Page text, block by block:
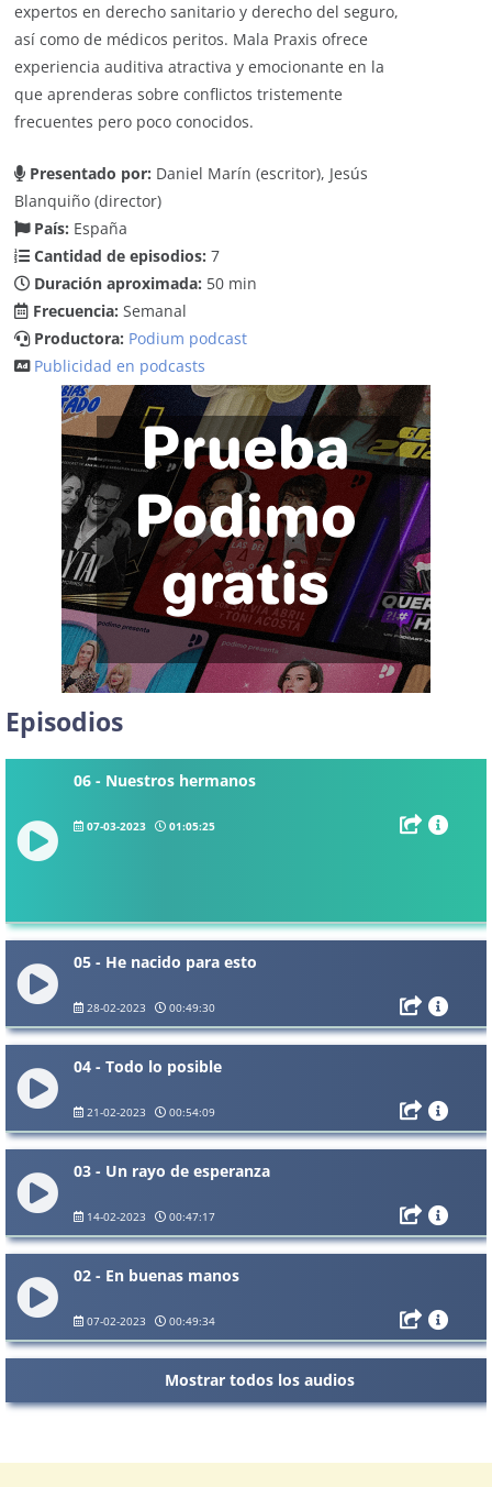
expertos en derecho sanitario y derecho del seguro,
así como de médicos peritos. Mala Praxis ofrece
experiencia auditiva atractiva y emocionante en la
que aprenderas sobre conflictos tristemente
frecuentes pero poco conocidos.
Presentado por: Daniel Marín (escritor), Jesús
Blanquiño (director)
País: España
Cantidad de episodios: 7
Duración aproximada: 50 min
Frecuencia: Semanal
Productora: Podium podcast
Publicidad en podcasts
Episodios
06 - Nuestros hermanos
07-03-2023 01:05:25
05 - He nacido para esto
28-02-2023 00:49:30
04 - Todo lo posible
21-02-2023 00:54:09
03 - Un rayo de esperanza
14-02-2023 00:47:17
02 - En buenas manos
07-02-2023 00:49:34
Mostrar todos los audios